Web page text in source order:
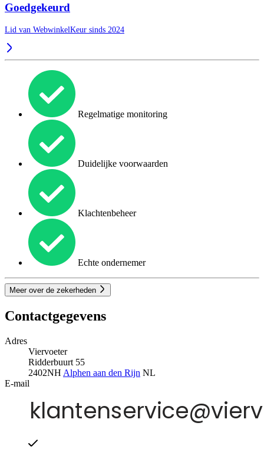
Goedgekeurd
Lid van WebwinkelKeur sinds 2024
Regelmatige monitoring
Duidelijke voorwaarden
Klachtenbeheer
Echte ondernemer
Meer over de zekerheden
Contactgegevens
Adres
Viervoeter
Ridderbuurt 55
2402NH Alphen aan den Rijn NL
E-mail